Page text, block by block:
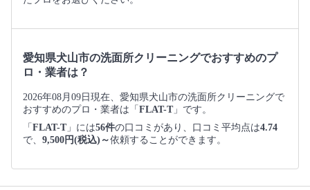
愛知県犬山市の洗面所クリーニングでおすすめのプ
ロ・業者は？
2026年08月09日現在、愛知県犬山市の洗面所クリーニングで
おすすめのプロ・業者は「FLAT-T」です。
「FLAT-T」には56件の口コミがあり、口コミ平均点は4.74
で、 9,500円(税込)～依頼することができます。